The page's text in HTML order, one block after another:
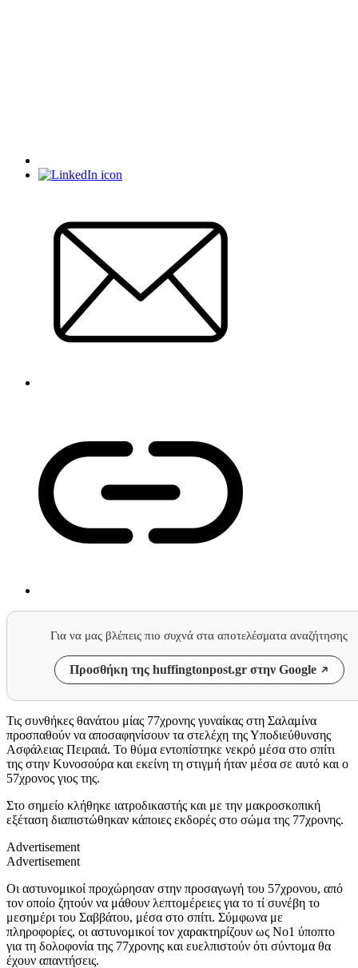
Για να μας βλέπεις πιο συχνά στα αποτελέσματα αναζήτησης
Προσθήκη της huffingtonpost.gr στην Google
Τις συνθήκες θανάτου μίας 77χρονης γυναίκας στη Σαλαμίνα
προσπαθούν να αποσαφηνίσουν τα στελέχη της Υποδιεύθυνσης
Ασφάλειας Πειραιά. Το θύμα εντοπίστηκε νεκρό μέσα στο σπίτι
της στην Κυνοσούρα και εκείνη τη στιγμή ήταν μέσα σε αυτό και ο
57χρονος γιος της.
Στο σημείο κλήθηκε ιατροδικαστής και με την μακροσκοπική
εξέταση διαπιστώθηκαν κάποιες εκδορές στο σώμα της 77χρονης.
Advertisement
Advertisement
Οι αστυνομικοί προχώρησαν στην προσαγωγή του 57χρονου, από
τον οποίο ζητούν να μάθουν λεπτομέρειες για το τί συνέβη το
μεσημέρι του Σαββάτου, μέσα στο σπίτι. Σύμφωνα με
πληροφορίες, οι αστυνομικοί τον χαρακτηρίζουν ως Νο1 ύποπτο
για τη δολοφονία της 77χρονης και ευελπιστούν ότι σύντομα θα
έχουν απαντήσεις.